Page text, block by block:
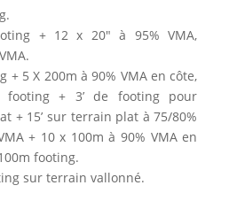
+ 12 x 20″ à 95% VMA,
+ 5 X 200m à 90% VMA en côte,
footing + 3’ de footing pour
+ 15’ sur terrain plat à 75/80%
+ 10 x 100m à 90% VMA en
footing.
sur terrain vallonné.